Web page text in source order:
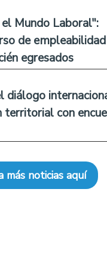
Mundo Laboral":
de
egresados
diálogo
territorial con
más noticias aquí